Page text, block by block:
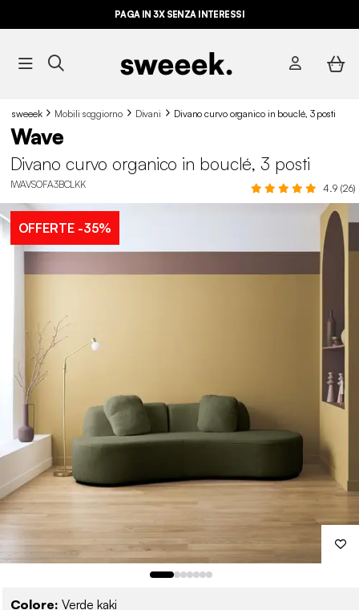
PAGA IN 3X SENZA INTERESSI
sweeek Mobili soggiorno Divani Divano curvo organico in bouclé, 3 posti
Wave
Divano curvo organico in bouclé, 3 posti
IWAVSOFA3BCLKK 4.9 (26)
OFFERTE-35%
Colore: Verde kaki